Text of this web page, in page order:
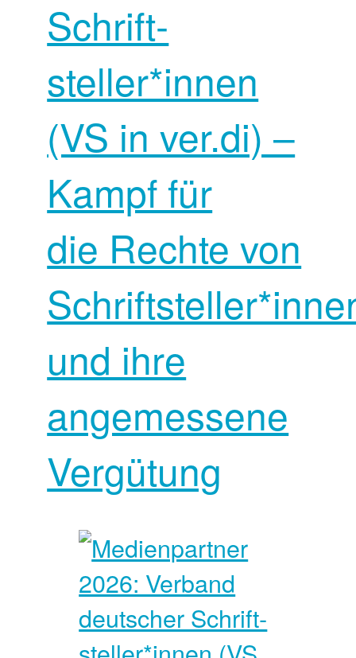
Schrift­
steller*innen
(VS in ver.di) –
Kampf für
die Rechte von
und ihre
angemessene
Vergütung